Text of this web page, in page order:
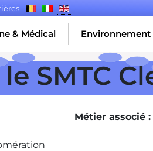
& Médical Environnement
SMTC
Métier associé :